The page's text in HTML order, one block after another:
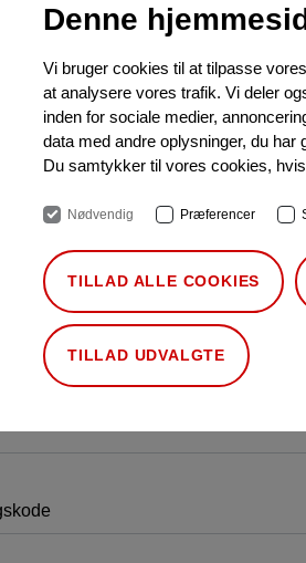
Denne
Vi bruger cookies til at tilpasse
at analysere vores trafik. Vi deler
inden for sociale medier,
data med andre oplysninger, du har
Du samtykker til vores cookies,
Nødvendig Præferencer
TILLAD ALLE COOKIES
TILLAD UDVALGTE
Oversigter Pesticider Danmark og EU
ind for
af Sedan kan logge ind på
er uændrede i forhold til den
spørgsmål om login kan stiles til